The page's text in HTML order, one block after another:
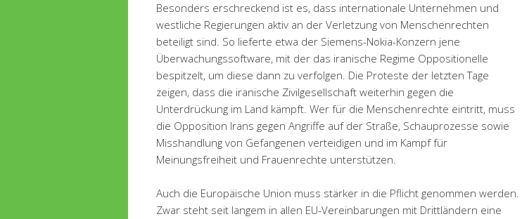
Besonders erschreckend ist es, dass internationale Unternehmen und
westliche Regierungen aktiv an der Verletzung von Menschenrechten
beteiligt sind. So lieferte etwa der Siemens-Nokia-Konzern jene
Überwachungssoftware, mit der das iranische Regime Oppositionelle
bespitzelt, um diese dann zu verfolgen. Die Proteste der letzten Tage
zeigen, dass die iranische Zivilgesellschaft weiterhin gegen die
Unterdrückung im Land kämpft. Wer für die Menschenrechte eintritt, muss
die Opposition Irans gegen Angriffe auf der Straße, Schauprozesse sowie
Misshandlung von Gefangenen verteidigen und im Kampf für
Meinungsfreiheit und Frauenrechte unterstützen.
Auch die Europäische Union muss stärker in die Pflicht genommen werden.
Zwar steht seit langem in allen EU-Vereinbarungen mit Drittländern eine